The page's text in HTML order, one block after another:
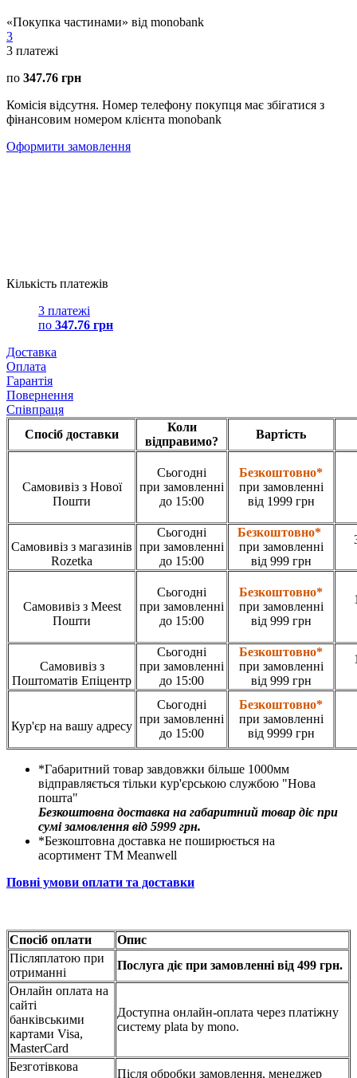
«Покупка частинами» від monobank
3
3 платежі
по 347.76 грн
Комісія відсутня. Номер телефону покупця має збігатися з
фінансовим номером клієнта monobank
Оформити замовлення
Кількість платежів
3 платежі
по 347.76 грн
Доставка
Оплата
Гарантія
Повернення
Співпраця
Спосіб доставки
Коли
відправимо?
Вартість
Самовивіз з Нової
Пошти
Сьогодні
при замовленні
до 15:00
Безкоштовно*
при замовленні
від 1999 грн
Самовивіз з магазинів
Rozetka
Сьогодні
при замовленні
до 15:00
Безкоштовно*
при замовленні
від 999 грн
Самовивіз з Meest
Пошти
Сьогодні
при замовленні
до 15:00
Безкоштовно*
при замовленні
від 999 грн
Самовивіз з
Поштоматів Епіцентр
Сьогодні
при замовленні
до 15:00
Безкоштовно*
при замовленні
від 999 грн
Кур'єр на вашу адресу
Сьогодні
при замовленні
до 15:00
Безкоштовно*
при замовленні
від 9999 грн
*Габаритний товар завдовжки більше 1000мм
відправляється тільки кур'єрською службою "Нова
пошта"
Безкоштовна доставка на габаритний товар діє при
сумі замовлення від 5999 грн.
*Безкоштовна доставка не поширюється на
асортимент ТМ Meanwell
Повні умови оплати та доставки
Спосіб оплати
Опис
Післяплатою при
отриманні
Послуга діє при замовленні від 499 грн.
Онлайн оплата на
сайті
банківськими
картами Visa,
MasterCard
Доступна онлайн-оплата через платіжну
систему plata by mono.
Безготівкова
Після обробки замовлення, менеджер